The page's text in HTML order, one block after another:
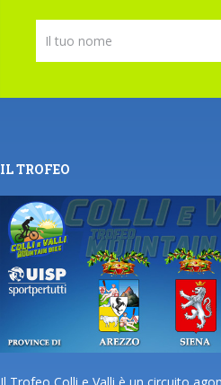
IL TROFEO
Il Trofeo Colli e Valli è un circuito